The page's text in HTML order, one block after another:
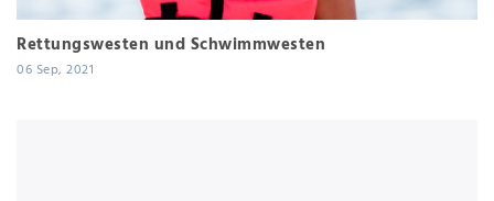
Rettungswesten und Schwimmwesten
06 Sep, 2021